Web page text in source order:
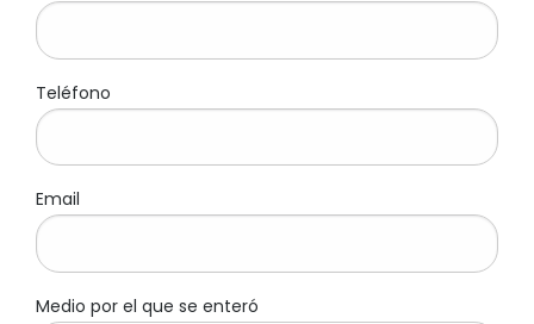
Teléfono
Email
Medio por el que se enteró